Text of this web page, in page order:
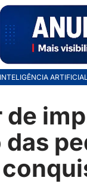
INTELIGÊNCIA